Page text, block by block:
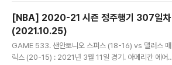
코디 젤러 적극적으로 덩크하며 6득점. 디트로이트가 심각
한 슛 난조에 빠진 사이 샬럿 연달아 득점하며 앞서갔다.
트로이트에서 그나마 공격이 되는 선수는 제라미 그랜트
뿐. 22-30 1쿼터 종료. - 샬럿이 10점차 이상 앞서기는
[NBA] 2020-21 시즌 정주행기 307일차
(2021.10.25)
GAME 533. 샌안토니오 스퍼스 (18-16) vs 댈러스 매
릭스 (20-15) : 2021년 3월 11일 경기. 아메리칸 에어